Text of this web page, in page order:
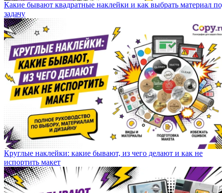
Какие бывают квадратные наклейки и как выбрать материал
задачу
Круглые наклейки: какие бывают, из чего делают и как не
испортить макет